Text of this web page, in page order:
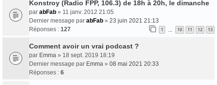
Konstroy (Radio FPP, 106.3) de 18h à 20h, le dimanche
par abFab » 11 janv. 2012 21:05
Dernier message par abFab » 23 juin 2021 21:13
Réponses : 127 1 10 11 12 13
Comment avoir un vrai podcast ?
par Emma » 18 sept. 2019 18:19
Dernier message par Emma » 08 mai 2021 20:33
Réponses : 6